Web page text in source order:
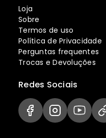
Loja
Sobre
Termos de uso
Política de Privacidade
Perguntas frequentes
Trocas e Devoluções
Redes Sociais